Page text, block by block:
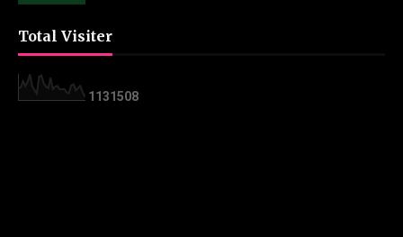
Total Visiter
1 131508